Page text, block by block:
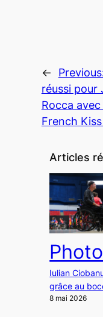
←
réussi pour
Rocca avec
French
Articles
Iulian
grâce au
8 mai 2026